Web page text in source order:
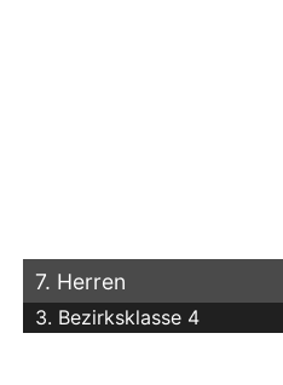
7. Herren
3. Bezirksklasse 4